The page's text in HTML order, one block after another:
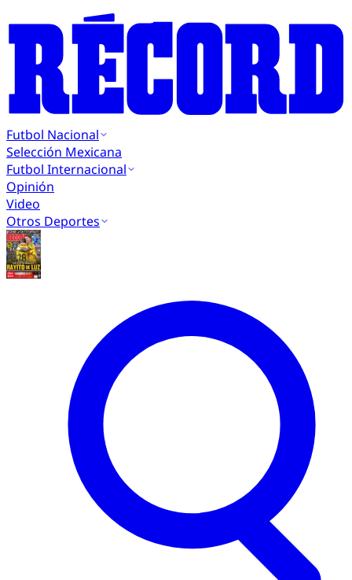
Futbol Nacional
Selección Mexicana
Futbol Internacional
Opinión
Video
Otros Deportes